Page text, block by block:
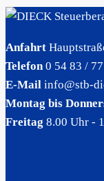
Anfahrt
Telefon 0 54 83 /
E-Mail info@stb-
Montag bis
Freitag 8.00 Uhr -